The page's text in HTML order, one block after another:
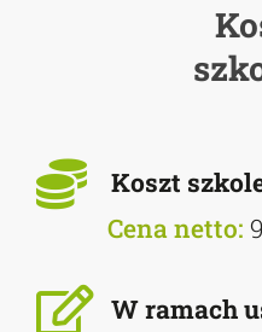
Koszt
Cena netto:
W ramach